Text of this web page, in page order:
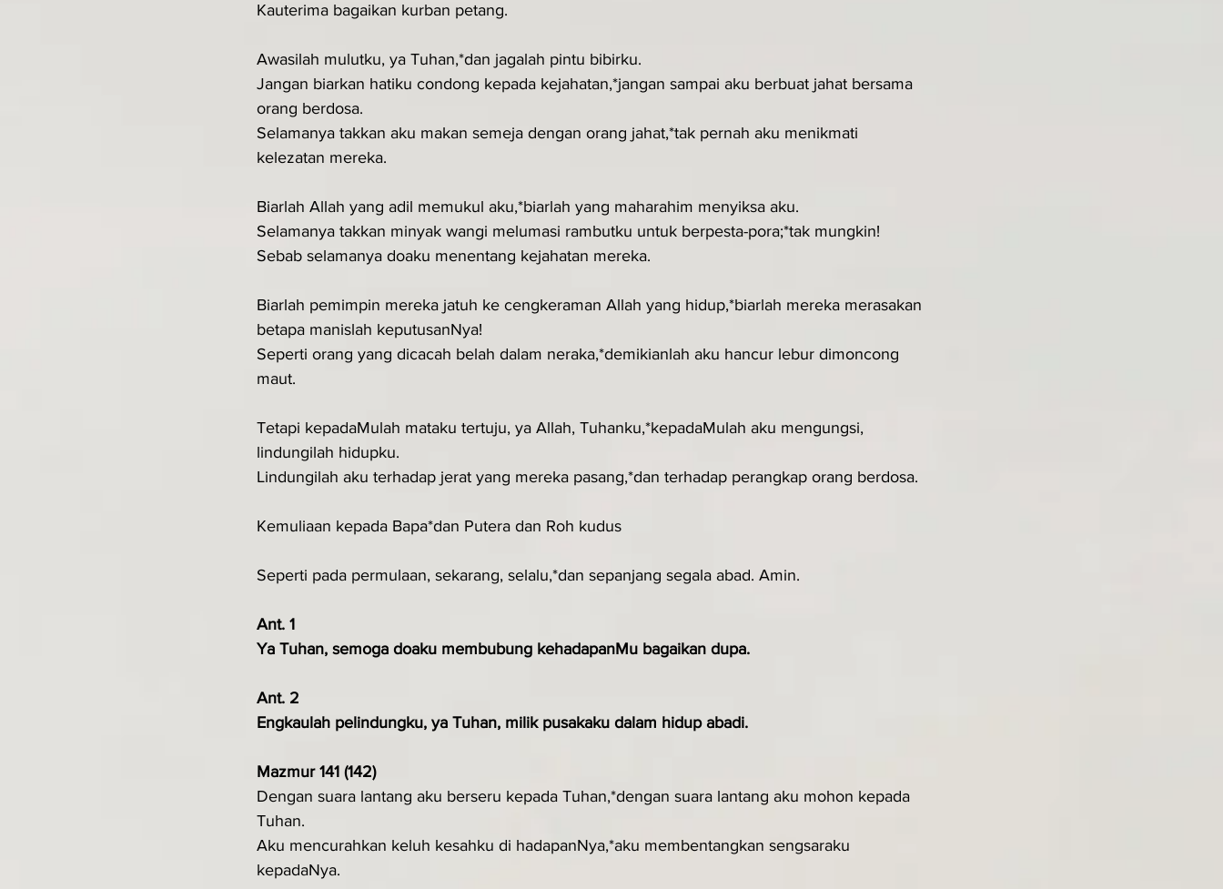
Kauterima bagaikan kurban petang.
Awasilah mulutku, ya Tuhan,*dan jagalah pintu bibirku.
Jangan biarkan hatiku condong kepada kejahatan,*jangan sampai aku berbuat jahat bersama
orang berdosa.
Selamanya takkan aku makan semeja dengan orang jahat,*tak pernah aku menikmati
kelezatan mereka.
Biarlah Allah yang adil memukul aku,*biarlah yang maharahim menyiksa aku.
Selamanya takkan minyak wangi melumasi rambutku untuk berpesta-pora;*tak mungkin!
Sebab selamanya doaku menentang kejahatan mereka.
Biarlah pemimpin mereka jatuh ke cengkeraman Allah yang hidup,*biarlah mereka merasakan
betapa manislah keputusanNya!
Seperti orang yang dicacah belah dalam neraka,*demikianlah aku hancur lebur dimoncong
maut.
Tetapi kepadaMulah mataku tertuju, ya Allah, Tuhanku,*kepadaMulah aku mengungsi,
lindungilah hidupku.
Lindungilah aku terhadap jerat yang mereka pasang,*dan terhadap perangkap orang berdosa.
Kemuliaan kepada Bapa*dan Putera dan Roh kudus
Seperti pada permulaan, sekarang, selalu,*dan sepanjang segala abad. Amin.
Ant. 1
Ya Tuhan, semoga doaku membubung kehadapanMu bagaikan dupa.
Ant. 2
Engkaulah pelindungku, ya Tuhan, milik pusakaku dalam hidup abadi.
Mazmur 141 (142)
Dengan suara lantang aku berseru kepada Tuhan,*dengan suara lantang aku mohon kepada
Tuhan.
Aku mencurahkan keluh kesahku di hadapanNya,*aku membentangkan sengsaraku
kepadaNya.